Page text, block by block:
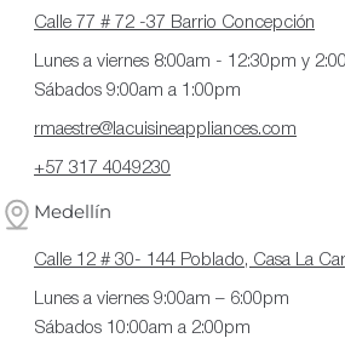
Calle 77 # 72 -37 Barrio Concepción
Lunes a viernes 8:00am - 12:30pm y
Sábados 9:00am a 1:00pm
rmaestre@lacuisineappliances.com
+57 317 4049230
Medellín
Calle 12 # 30- 144 Poblado, Casa La
Lunes a viernes 9:00am – 6:00pm
Sábados 10:00am a 2:00pm